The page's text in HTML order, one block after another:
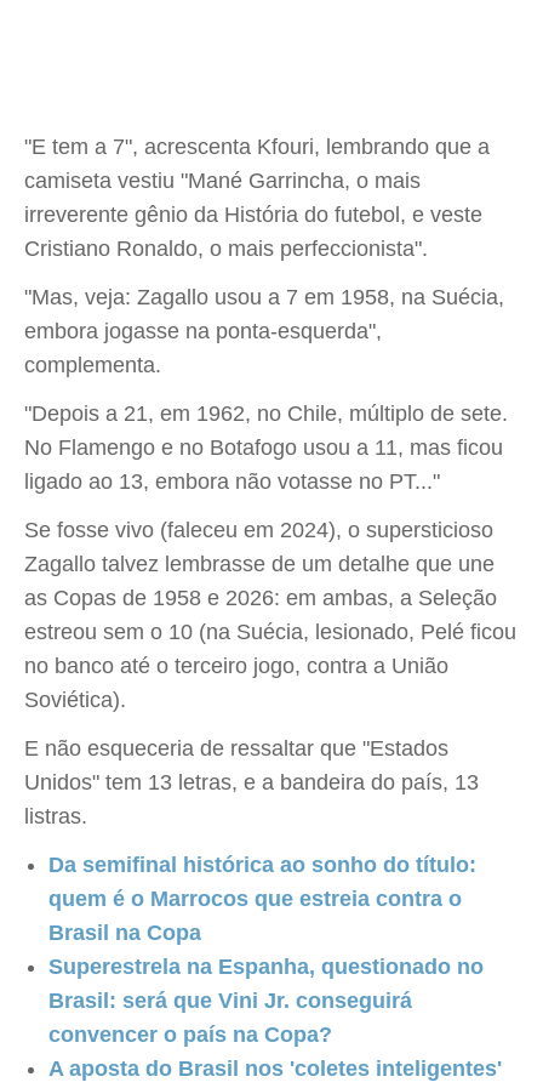
"E tem a 7", acrescenta Kfouri, lembrando que a
camiseta vestiu "Mané Garrincha, o mais
irreverente gênio da História do futebol, e veste
Cristiano Ronaldo, o mais perfeccionista".
"Mas, veja: Zagallo usou a 7 em 1958, na Suécia,
embora jogasse na ponta-esquerda",
complementa.
"Depois a 21, em 1962, no Chile, múltiplo de sete.
No Flamengo e no Botafogo usou a 11, mas ficou
ligado ao 13, embora não votasse no PT..."
Se fosse vivo (faleceu em 2024), o supersticioso
Zagallo talvez lembrasse de um detalhe que une
as Copas de 1958 e 2026: em ambas, a Seleção
estreou sem o 10 (na Suécia, lesionado, Pelé ficou
no banco até o terceiro jogo, contra a União
Soviética).
E não esqueceria de ressaltar que "Estados
Unidos" tem 13 letras, e a bandeira do país, 13
listras.
Da semifinal histórica ao sonho do título:
quem é o Marrocos que estreia contra o
Brasil na Copa
Superestrela na Espanha, questionado no
Brasil: será que Vini Jr. conseguirá
convencer o país na Copa?
A aposta do Brasil nos 'coletes inteligentes'